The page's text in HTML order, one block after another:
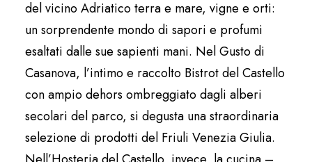
del vicino Adriatico terra e mare, vigne e orti:
un sorprendente mondo di sapori e profumi
esaltati dalle sue sapienti mani. Nel Gusto di
Casanova, l’intimo e raccolto Bistrot del Castello
con ampio dehors ombreggiato dagli alberi
secolari del parco, si degusta una straordinaria
selezione di prodotti del Friuli Venezia Giulia.